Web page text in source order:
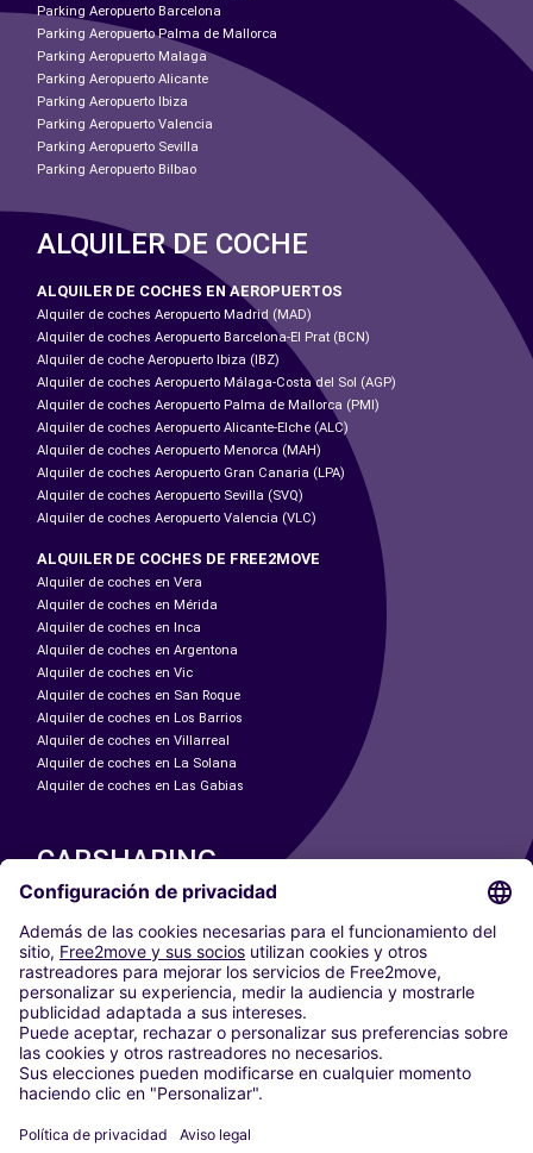
Parking Aeropuerto Barcelona
Parking Aeropuerto Palma de Mallorca
Parking Aeropuerto Malaga
Parking Aeropuerto Alicante
Parking Aeropuerto Ibiza
Parking Aeropuerto Valencia
Parking Aeropuerto Sevilla
Parking Aeropuerto Bilbao
ALQUILER DE COCHE
ALQUILER DE COCHES EN AEROPUERTOS
Alquiler de coches Aeropuerto Madrid (MAD)
Alquiler de coches Aeropuerto Barcelona-El Prat (BCN)
Alquiler de coche Aeropuerto Ibiza (IBZ)
Alquiler de coches Aeropuerto Málaga-Costa del Sol (AGP)
Alquiler de coches Aeropuerto Palma de Mallorca (PMI)
Alquiler de coches Aeropuerto Alicante-Elche (ALC)
Alquiler de coches Aeropuerto Menorca (MAH)
Alquiler de coches Aeropuerto Gran Canaria (LPA)
Alquiler de coches Aeropuerto Sevilla (SVQ)
Alquiler de coches Aeropuerto Valencia (VLC)
ALQUILER DE COCHES DE FREE2MOVE
Alquiler de coches en Vera
Alquiler de coches en Mérida
Alquiler de coches en Inca
Alquiler de coches en Argentona
Alquiler de coches en Vic
Alquiler de coches en San Roque
Alquiler de coches en Los Barrios
Alquiler de coches en Villarreal
Alquiler de coches en La Solana
Alquiler de coches en Las Gabias
CARSHARING
NUESTRAS CIUDADES
Paris
Madrid
Washington DC
Milán
Roma
Turín
Viena
Berlín
Düsseldorf